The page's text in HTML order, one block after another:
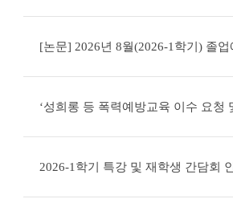
2026-1학기 특강 및 재학생 간담회